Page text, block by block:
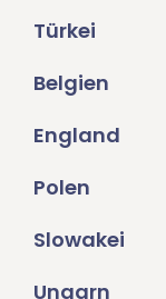
Türkei
Belgien
England
Polen
Slowakei
Ungarn